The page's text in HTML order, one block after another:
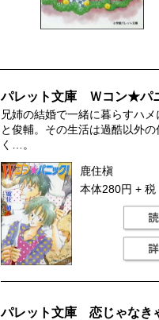
パレット文庫 Ｗコン★パ
兄姉の結婚で一緒に暮らすハ
と俊輔。その生活は過酷以外の
く…。
鹿住槇
本体280円 + 税
パレット文庫 恋じゃなき